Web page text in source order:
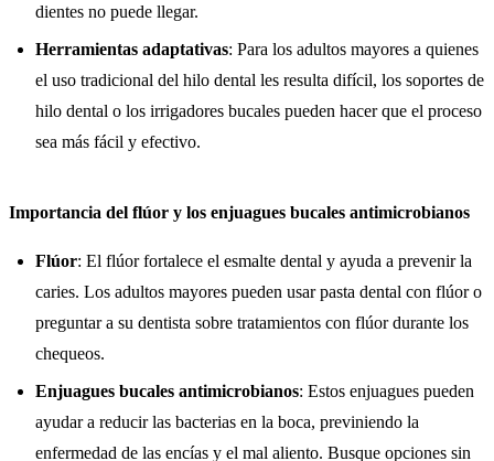
dientes no puede llegar.
Herramientas adaptativas: Para los adultos mayores a quienes
el uso tradicional del hilo dental les resulta difícil, los soportes de
hilo dental o los irrigadores bucales pueden hacer que el proceso
sea más fácil y efectivo.
Importancia del flúor y los enjuagues bucales antimicrobianos
Flúor: El flúor fortalece el esmalte dental y ayuda a prevenir la
caries. Los adultos mayores pueden usar pasta dental con flúor o
preguntar a su dentista sobre tratamientos con flúor durante los
chequeos.
Enjuagues bucales antimicrobianos: Estos enjuagues pueden
ayudar a reducir las bacterias en la boca, previniendo la
enfermedad de las encías y el mal aliento. Busque opciones sin